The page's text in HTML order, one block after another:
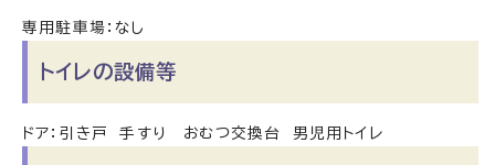
専用駐車場：なし
トイレの設備等
ドア：引き戸 手すり おむつ交換台 男児用トイレ